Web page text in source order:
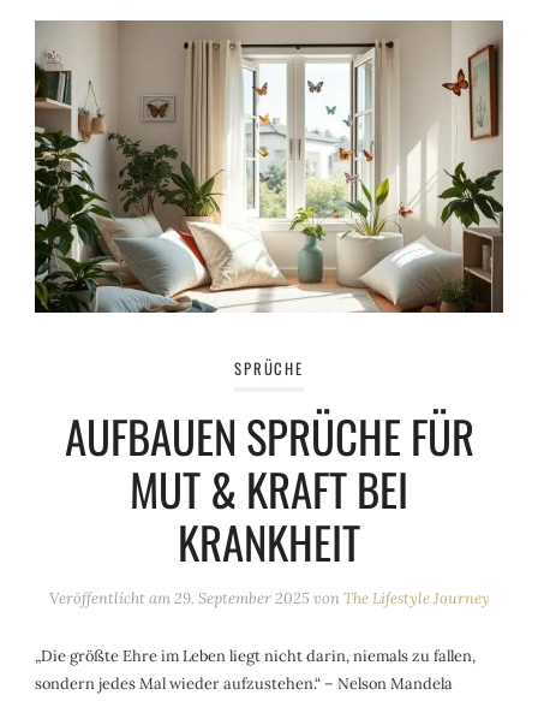
SPRÜCHE
AUFBAUEN SPRÜCHE FÜR
MUT & KRAFT BEI
KRANKHEIT
Veröffentlicht am29. September 2025 vonThe Lifestyle Journey
„Die größte Ehre im Leben liegt nicht darin, niemals zu fallen,
sondern jedes Mal wieder aufzustehen.“ – Nelson Mandela